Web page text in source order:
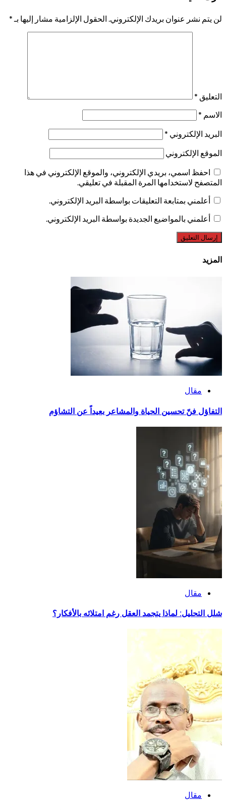
لن يتم نشر عنوان بريدك الإلكتروني. الحقول الإلزامية مشار إليها بـ *
التعليق *
الاسم *
البريد الإلكتروني *
الموقع الإلكتروني
احفظ اسمي، بريدي الإلكتروني، والموقع الإلكتروني في هذا
المتصفح لاستخدامها المرة المقبلة في تعليقي.
أعلمني بمتابعة التعليقات بواسطة البريد الإلكتروني.
أعلمني بالمواضيع الجديدة بواسطة البريد الإلكتروني.
المزيد
مقال
التفاؤل فنّ تحسين الحياة والمشاعر بعيداً عن التشاؤم
مقال
شلل التحليل: لماذا يتجمد العقل رغم امتلائه بالأفكار؟
مقال